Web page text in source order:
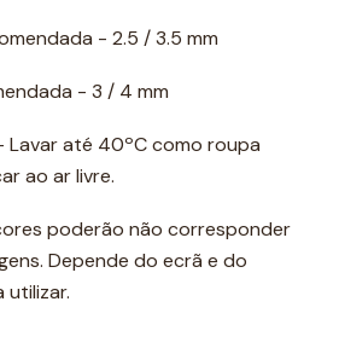
- 2.5 / 3.5 mm
- 3 / 4 mm
Lavar até 40ºC como roupa
ao ar livre.
poderão não corresponder
Depende do ecrã e do
utilizar.